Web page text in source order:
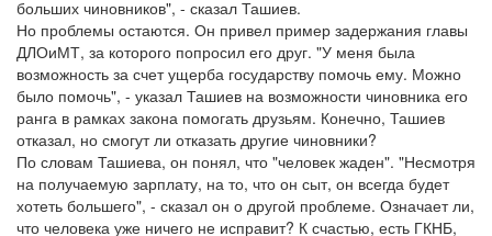
больших чиновников", - сказал Ташиев.
Но проблемы остаются. Он привел пример задержания главы
ДЛОиМТ, за которого попросил его друг. "У меня была
возможность за счет ущерба государству помочь ему. Можно
было помочь", - указал Ташиев на возможности чиновника его
ранга в рамках закона помогать друзьям. Конечно, Ташиев
отказал, но смогут ли отказать другие чиновники?
По словам Ташиева, он понял, что "человек жаден". "Несмотря
на получаемую зарплату, на то, что он сыт, он всегда будет
хотеть большего", - сказал он о другой проблеме. Означает ли,
что человека уже ничего не исправит? К счастью, есть ГКНБ,